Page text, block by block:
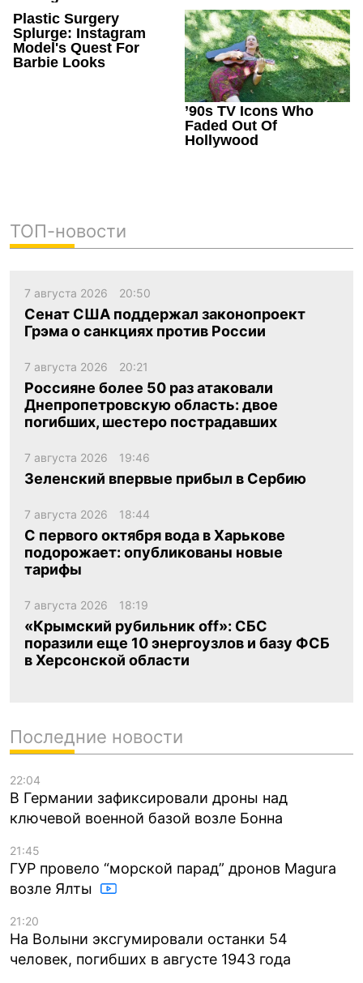
ТОП-новости
7 августа 2026 20:50
Сенат США поддержал законопроект
Грэма о санкциях против России
7 августа 2026 20:21
Россияне более 50 раз атаковали
Днепропетровскую область: двое
погибших, шестеро пострадавших
7 августа 2026 19:46
Зеленский впервые прибыл в Сербию
7 августа 2026 18:44
С первого октября вода в Харькове
подорожает: опубликованы новые
тарифы
7 августа 2026 18:19
«Крымский рубильник off»: СБС
поразили еще 10 энергоузлов и базу ФСБ
в Херсонской области
Последние новости
22:04
В Германии зафиксировали дроны над
ключевой военной базой возле Бонна
21:45
ГУР провело “морской парад” дронов Magura
возле Ялты
21:20
На Волыни эксгумировали останки 54
человек, погибших в августе 1943 года